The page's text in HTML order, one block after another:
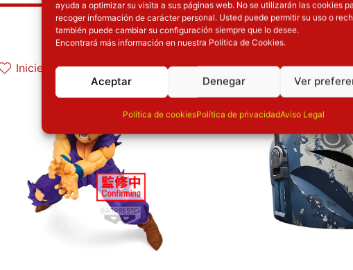
ayuda a optimizar su visita a sus páginas web. No se utilizarán las cookies
recoger información de carácter personal. Usted puede permitir su uso o
también puede cambiar su configuración siempre que lo desee.
Encontrará más información en nuestra Política de Cookies.
Aceptar Denegar Ver
Política de cookiesPolítica de privacidadAviso Legal
OTROS
Inicie sesión Inicie sesión